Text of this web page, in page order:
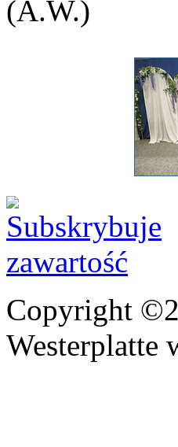
(A.W.)
Copyright
Westerplatte